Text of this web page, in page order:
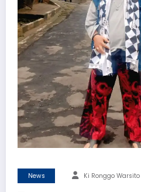
News Ki Ronggo Warsito